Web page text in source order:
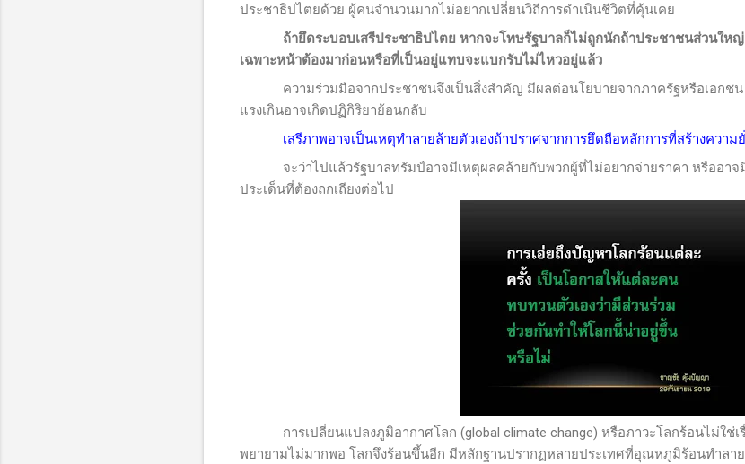
ประชาธิปไตยด้วย ผู้คนจำนวนมากไม่อยากเปลี่ยนวิถีการดำเนินชีวิตที่คุ้นเคย
ถ้ายึดระบอบเสรีประชาธิปไตย หากจะโทษรัฐบาลก็ไม่ถูกนักถ้าประชาชนส่วนใหญ่
เฉพาะหน้าต้องมาก่อนหรือที่เป็นอยู่แทบจะแบกรับไม่ไหวอยู่แล้ว
ความร่วมมือจากประชาชนจึงเป็นสิ่งสำคัญ มีผลต่อนโยบายจากภาครัฐหรือเอกชน
แรงเกินอาจเกิดปฏิกิริยาย้อนกลับ
เสรีภาพอาจเป็นเหตุทำลายล้ายตัวเองถ้าปราศจากการยึดถือหลักการที่สร้างความ
จะว่าไปแล้วรัฐบาลทรัมป์อาจมีเหตุผลคล้ายกับพวกผู้ที่ไม่อยากจ่ายราคา หรืออาจมี
ประเด็นที่ต้องถกเถียงต่อไป
การเปลี่ยนแปลงภูมิอากาศโลก (global climate change) หรือภาวะโลกร้อนไม่ใช่
พยายามไม่มากพอ โลกจึงร้อนขึ้นอีก มีหลักฐานปรากฏหลายประเทศที่อุณหภูมิร้อนทำลา